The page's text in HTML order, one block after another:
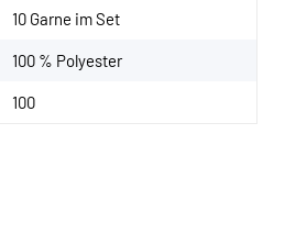
10 Garne im Set
100 % Polyester
100